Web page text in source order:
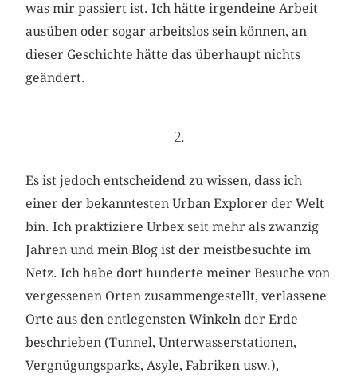
was mir passiert ist. Ich hätte irgendeine Arbeit
ausüben oder sogar arbeitslos sein können, an
dieser Geschichte hätte das überhaupt nichts
geändert.
2.
Es ist jedoch entscheidend zu wissen, dass ich
einer der bekanntesten Urban Explorer der Welt
bin. Ich praktiziere Urbex seit mehr als zwanzig
Jahren und mein Blog ist der meistbesuchte im
Netz. Ich habe dort hunderte meiner Besuche von
vergessenen Orten zusammengestellt, verlassene
Orte aus den entlegensten Winkeln der Erde
beschrieben (Tunnel, Unterwasserstationen,
Vergnügungsparks, Asyle, Fabriken usw.),